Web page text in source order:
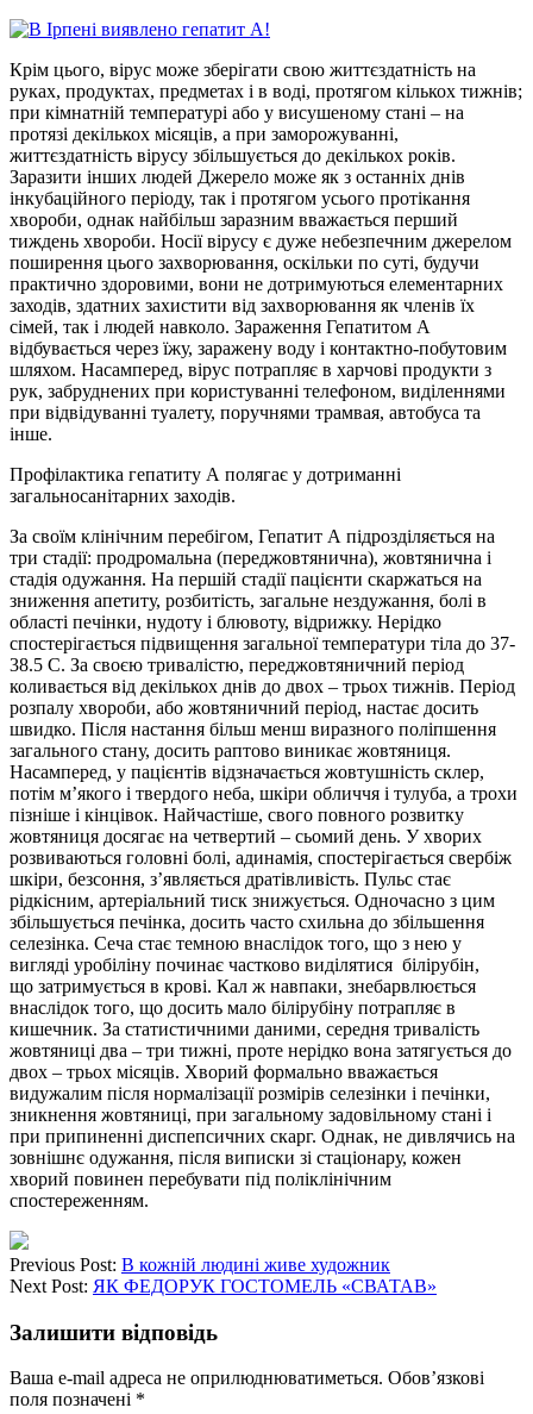
Крім цього, вірус може зберігати свою життєздатність на
руках, продуктах, предметах і в воді, протягом кількох тижнів;
при кімнатній температурі або у висушеному стані – на
протязі декількох місяців, а при заморожуванні,
життєздатність вірусу збільшується до декількох років.
Заразити інших людей Джерело може як з останніх днів
інкубаційного періоду, так і протягом усього протікання
хвороби, однак найбільш заразним вважається перший
тиждень хвороби. Носії вірусу є дуже небезпечним джерелом
поширення цього захворювання, оскільки по суті, будучи
практично здоровими, вони не дотримуються елементарних
заходів, здатних захистити від захворювання як членів їх
сімей, так і людей навколо. Зараження Гепатитом А
відбувається через їжу, заражену воду і контактно-побутовим
шляхом. Насамперед, вірус потрапляє в харчові продукти з
рук, забруднених при користуванні телефоном, виділеннями
при відвідуванні туалету, поручнями трамвая, автобуса та
інше.
Профілактика гепатиту А полягає у дотриманні
загальносанітарних заходів.
За своїм клінічним перебігом, Гепатит А підрозділяється на
три стадії: продромальна (переджовтянична), жовтянична і
стадія одужання. На першій стадії пацієнти скаржаться на
зниження апетиту, розбитість, загальне нездужання, болі в
області печінки, нудоту і блювоту, відрижку. Нерідко
спостерігається підвищення загальної температури тіла до 37-
38.5 С. За своєю тривалістю, переджовтяничний період
коливається від декількох днів до двох – трьох тижнів. Період
розпалу хвороби, або жовтяничний період, настає досить
швидко. Після настання більш менш виразного поліпшення
загального стану, досить раптово виникає жовтяниця.
Насамперед, у пацієнтів відзначається жовтушність склер,
потім м’якого і твердого неба, шкіри обличчя і тулуба, а трохи
пізніше і кінцівок. Найчастіше, свого повного розвитку
жовтяниця досягає на четвертий – сьомий день. У хворих
розвиваються головні болі, адинамія, спостерігається свербіж
шкіри, безсоння, з’являється дратівливість. Пульс стає
рідкісним, артеріальний тиск знижується. Одночасно з цим
збільшується печінка, досить часто схильна до збільшення
селезінка. Сеча стає темною внаслідок того, що з нею у
вигляді уробіліну починає частково виділятися білірубін,
що затримується в крові. Кал ж навпаки, знебарвлюється
внаслідок того, що досить мало білірубіну потрапляє в
кишечник. За статистичними даними, середня тривалість
жовтяниці два – три тижні, проте нерідко вона затягується до
двох – трьох місяців. Хворий формально вважається
видужалим після нормалізації розмірів селезінки і печінки,
зникнення жовтяниці, при загальному задовільному стані і
при припиненні диспепсичних скарг. Однак, не дивлячись на
зовнішнє одужання, після виписки зі стаціонару, кожен
хворий повинен перебувати під поліклінічним
спостереженням.
Previous Post: В кожній людині живе художник
Next Post: ЯК ФЕДОРУК ГОСТОМЕЛЬ «СВАТАВ»
Залишити відповідь
Ваша e-mail адреса не оприлюднюватиметься. Обов’язкові
поля позначені *